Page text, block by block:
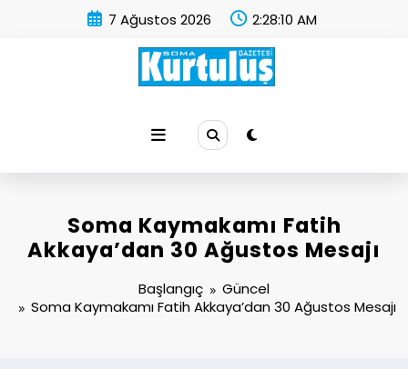
7 Ağustos 2026 2:28:11 AM
Soma Kaymakamı Fatih
Akkaya’dan 30 Ağustos Mesajı
Başlangıç
Güncel
Soma Kaymakamı Fatih Akkaya’dan 30 Ağustos Mesajı